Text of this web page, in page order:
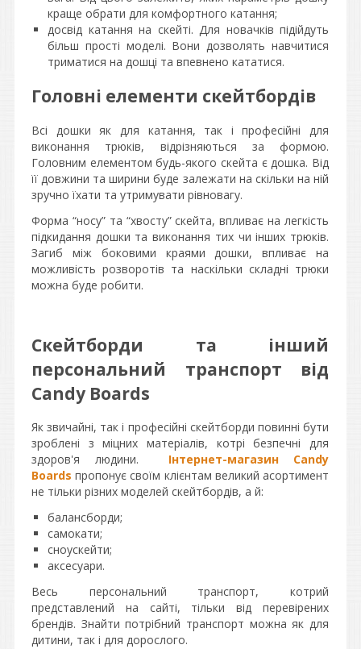
краще обрати для комфортного катання;
досвід катання на скейті. Для новачків підійдуть
більш прості моделі. Вони дозволять навчитися
триматися на дошці та впевнено кататися.
Головні елементи скейтбордів
Всі дошки як для катання, так і професійні для
виконання трюків, відрізняються за формою.
Головним елементом будь-якого скейта є дошка. Від
її довжини та ширини буде залежати на скільки на ній
зручно їхати та утримувати рівновагу.
Форма “носу” та “хвосту” скейта, впливає на легкість
підкидання дошки та виконання тих чи інших трюків.
Загиб між боковими краями дошки, впливає на
можливість розворотів та наскільки складні трюки
можна буде робити.
Скейтборди та інший
персональний транспорт від
Candy Boards
Як звичайні, так і професійні скейтборди повинні бути
зроблені з міцних матеріалів, котрі безпечні для
здоров'я людини. Інтернет-магазин Candy
Boards пропонує своїм клієнтам великий асортимент
не тільки різних моделей скейтбордів, а й:
балансборди;
самокати;
сноускейти;
аксесуари.
Весь персональний транспорт, котрий
представлений на сайті, тільки від перевірених
брендів. Знайти потрібний транспорт можна як для
дитини, так і для дорослого.